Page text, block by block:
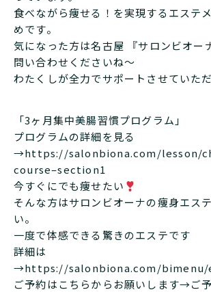
食べながら痩せる！を実現するエステ
めです。
気になった方は名古屋 『サロンビオー
問い合わせくださいね～
わたくしが全力でサポートさせていた
「3ヶ月集中美腸習慣プログラム」
プログラムの詳細を見る
→https://salonbiona.com/lesson/
course–section1
今すぐにでも痩せたい
そんな方はサロンビオーナの痩身エス
い。
一度で体感できる驚きのエステです
詳細は
→https://salonbiona.com/
ご予約はこちらからお願いします→ご